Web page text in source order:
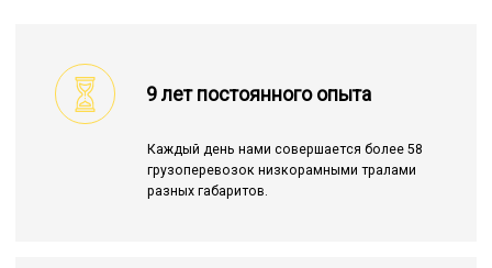
9 лет постоянного опыта
Каждый день нами совершается более 58
грузоперевозок низкорамными тралами
разных габаритов.